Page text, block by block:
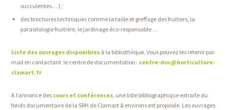
succulentes… ) ;
des brochures techniques comme la taille et greffage des fruitiers, la
parasitologie fruitière, le jardinage éco-responsable …
Liste des ouvrages disponibles à la bibliothèque. Vous pouvez les retenir par
mail en contactant le centre de documentation : centre-doc@horticulture-
clamart.fr
A l’annonce des cours et conférences, une liste bibliographique extraite du
fonds documentaire de la SRH de Clamart & environs est proposée. Les ouvrages